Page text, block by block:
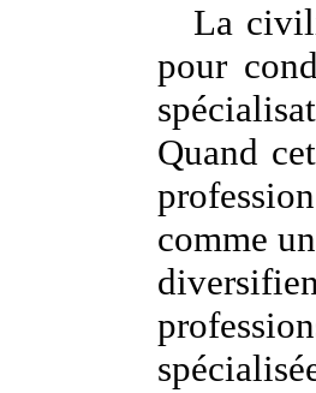
La
pour
Quand
comme